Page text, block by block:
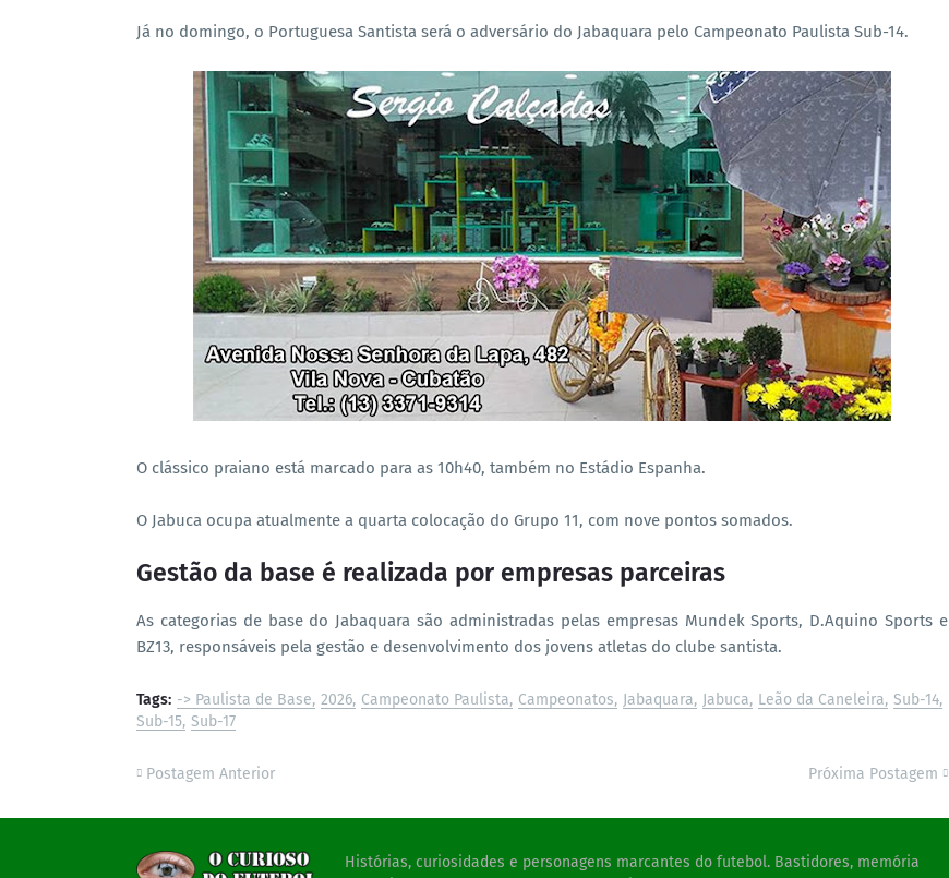
Já no domingo, o Portuguesa Santista será o adversário do Jabaquara pelo Campeonato Paulista Sub-14.
O clássico praiano está marcado para as 10h40, também no Estádio Espanha.
O Jabuca ocupa atualmente a quarta colocação do Grupo 11, com nove pontos somados.
Gestão da base é realizada por empresas parceiras
As categorias de base do Jabaquara são administradas pelas empresas Mundek Sports, D.Aquino Sports e
BZ13, responsáveis pela gestão e desenvolvimento dos jovens atletas do clube santista.
Tags: -> Paulista de Base 2026 Campeonato Paulista Campeonatos Jabaquara Jabuca Leão da Caneleira Sub-14
Sub-15 Sub-17
Postagem Anterior Próxima Postagem
Histórias, curiosidades e personagens marcantes do futebol. Bastidores, memória